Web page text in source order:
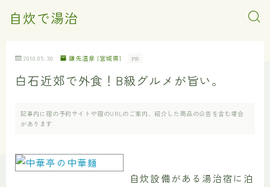
自炊で湯治
2010.05.30 鎌先温泉 [宮城県] PR
白石近郊で外食！B級グルメが旨い。
記事内に宿の予約サイトや宿のURLのご案内、紹介した商品の公告を含む場合
があります
自炊設備がある湯治宿に泊